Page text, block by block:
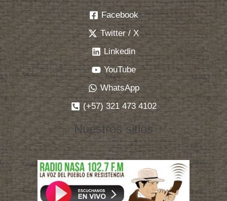
Facebook
Twitter / X
Linkedin
YouTube
WhatsApp
(+57) 321 473 4102
Nuestros sitios